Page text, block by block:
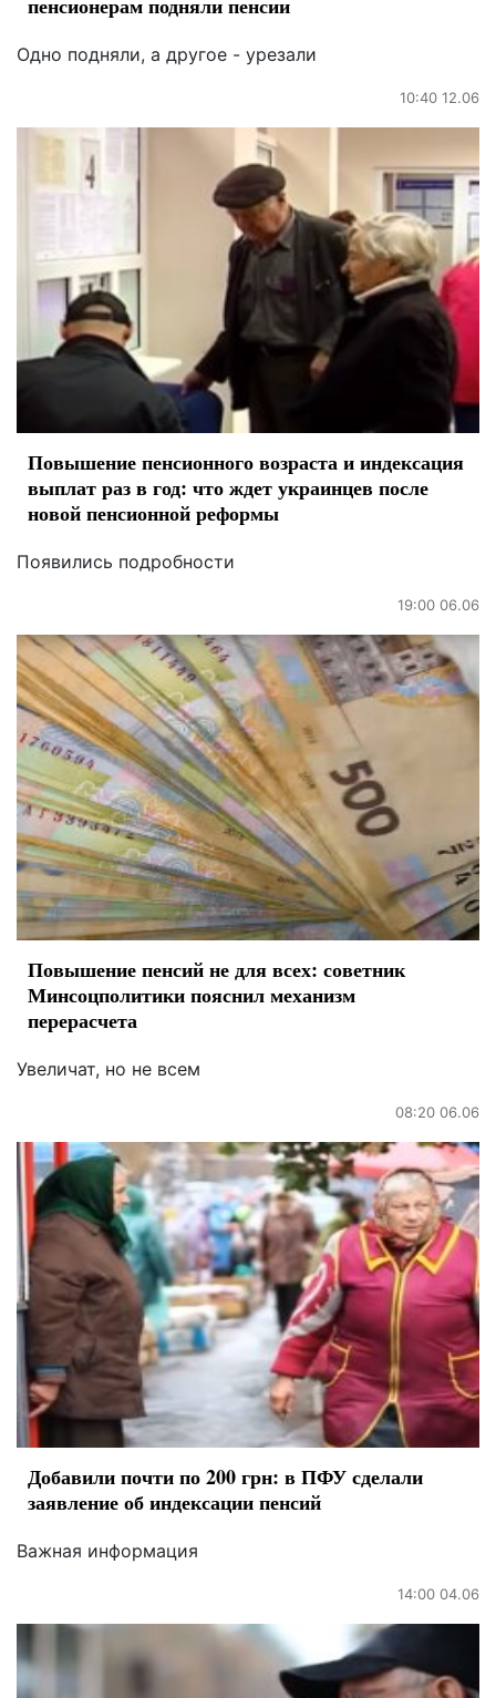
пенсионерам подняли пенсии
Одно подняли, а другое - урезали
10:40 12.06
Повышение пенсионного возраста и индексация
выплат раз в год: что ждет украинцев после
новой пенсионной реформы
Появились подробности
19:00 06.06
Повышение пенсий не для всех: советник
Минсоцполитики пояснил механизм
перерасчета
Увеличат, но не всем
08:20 06.06
Добавили почти по 200 грн: в ПФУ сделали
заявление об индексации пенсий
Важная информация
14:00 04.06